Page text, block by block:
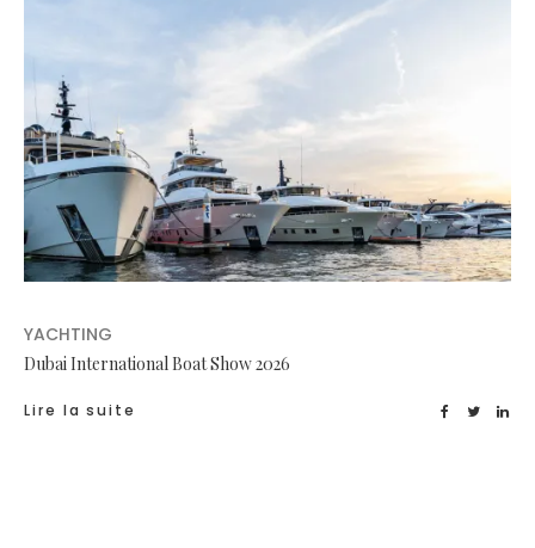
YACHTING
Dubai International Boat Show 2026
Lire la suite